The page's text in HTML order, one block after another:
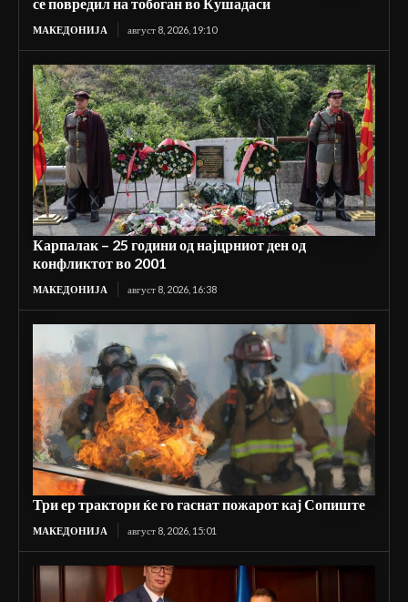
МАКЕДОНИЈА август 8, 2026, 19:10
Карпалак – 25 години од најцрниот ден од
конфликтот во 2001
МАКЕДОНИЈА август 8, 2026, 16:38
Три ер трактори ќе го гаснат пожарот кај Сопиште
МАКЕДОНИЈА август 8, 2026, 15:01